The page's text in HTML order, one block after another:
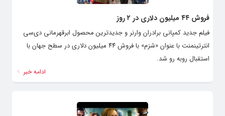
فروش ۴۴ میلیون دلاری در ۲ روز
فیلم جدید کمپانی برادران وارنر و جدیدترین محصول ابرقهرمانی دی‌سی
انترتینمنت با عنوان «شزم» با فروش ۴۴ میلیون دلاری در سطح جهان با
استقبال روبه رو شد.
ادامه خبر